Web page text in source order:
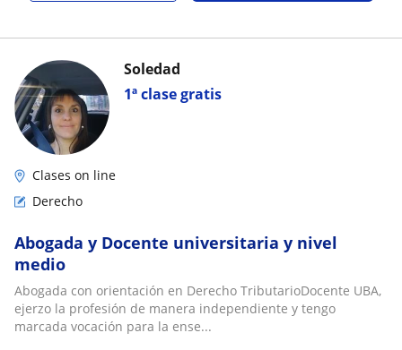
1ª clase gratis
Soledad
Clases on line
Derecho
Abogada y Docente universitaria y nivel
medio
Abogada con orientación en Derecho TributarioDocente UBA,
ejerzo la profesión de manera independiente y tengo
marcada vocación para la ense...